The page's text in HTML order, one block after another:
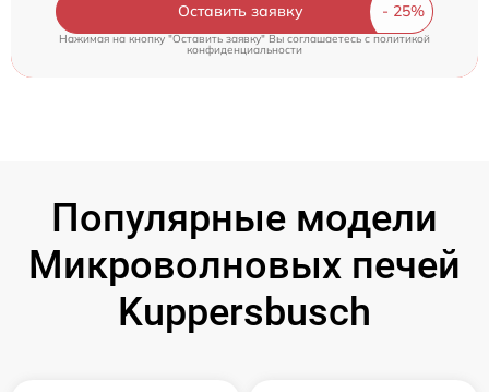
Оставить заявку
Нажимая на кнопку "Оставить заявку" Вы соглашаетесь cполитикой
конфиденциальности
Популярные модели
Микроволновых печей
Kuppersbusch